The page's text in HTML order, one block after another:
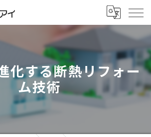
化する断熱リフォー
ム技術